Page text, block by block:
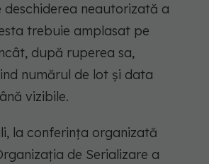
neautorizată a
trebuie amplasat pe
după ruperea sa,
numărul de lot și data
vizibile.
la conferința organizată
de Serializare a